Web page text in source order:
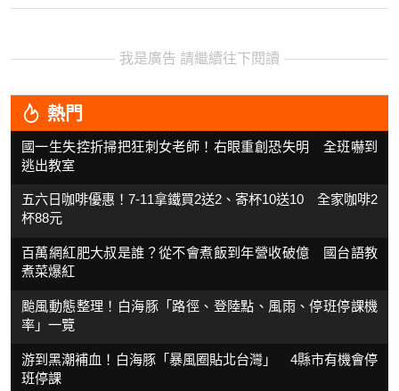
我是廣告 請繼續往下閱讀
熱門
國一生失控折掃把狂刺女老師！右眼重創恐失明 全班嚇到
逃出教室
五六日咖啡優惠！7-11拿鐵買2送2、寄杯10送10 全家咖啡2
杯88元
百萬網紅肥大叔是誰？從不會煮飯到年營收破億 國台語教
煮菜爆紅
颱風動態整理！白海豚「路徑、登陸點、風雨、停班停課機
率」一覽
游到黑潮補血！白海豚「暴風圈貼北台灣」 4縣市有機會停
班停課